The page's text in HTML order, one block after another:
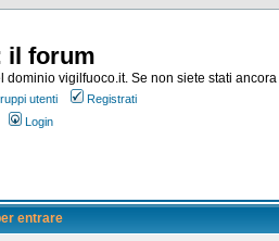
il forum
vigilfuoco.it. Se non siete stati
utenti
Registrati
Login
entrare